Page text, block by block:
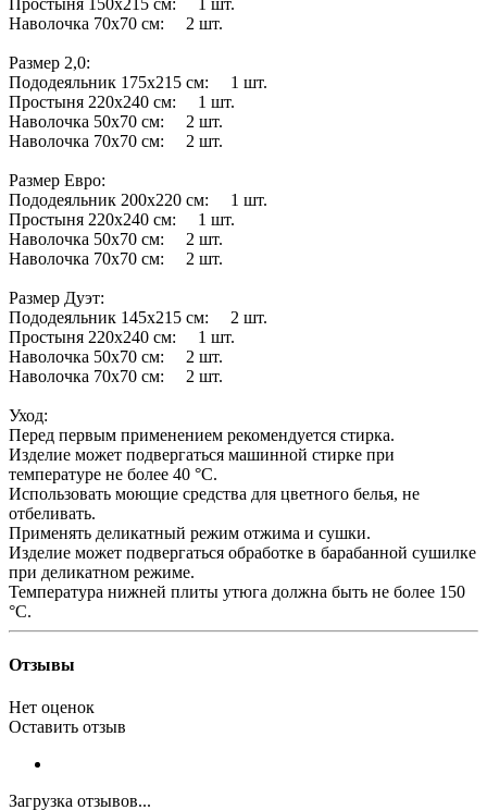
Наволочка 70х70 см: 2 шт.
Размер 2,0:
Пододеяльник 175х215 см: 1 шт.
Простыня 220х240 см: 1 шт.
Наволочка 50х70 см: 2 шт.
Наволочка 70х70 см: 2 шт.
Размер Евро:
Пододеяльник 200х220 см: 1 шт.
Простыня 220х240 см: 1 шт.
Наволочка 50х70 см: 2 шт.
Наволочка 70х70 см: 2 шт.
Размер Дуэт:
Пододеяльник 145х215 см: 2 шт.
Простыня 220х240 см: 1 шт.
Наволочка 50х70 см: 2 шт.
Наволочка 70х70 см: 2 шт.
Уход:
Перед первым применением рекомендуется стирка.
Изделие может подвергаться машинной стирке при
температуре не более 40 °С.
Использовать моющие средства для цветного белья, не
отбеливать.
Применять деликатный режим отжима и сушки.
Изделие может подвергаться обработке в барабанной сушилке
при деликатном режиме.
Температура нижней плиты утюга должна быть не более 150
°С.
Отзывы
Нет оценок
Оставить отзыв
Загрузка отзывов...